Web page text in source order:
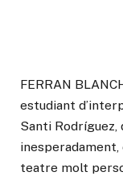
FERRAN
estudiant
Santi Rodríguez,
teatre molt